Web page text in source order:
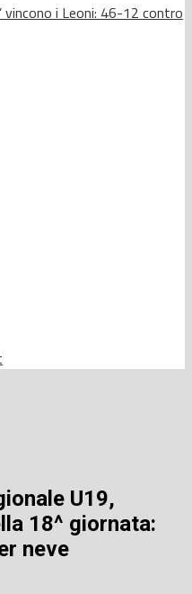
vincono i Leoni: 46-12 contro
U19,
18^ giornata:
neve